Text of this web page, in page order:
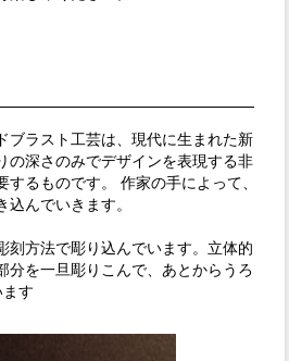
ブラスト工芸は、現代に生まれた新
の深さのみでデザインを表現する非
るものです。 作家の手によって、
込んでいきます。
刻方法で彫り込んでいます。立体的
分を一旦彫りこんで、あとからうろ
す